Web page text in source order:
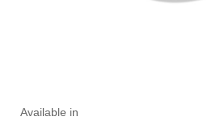
ละเอียด
infusing-
10122390201
อื่น
Available in